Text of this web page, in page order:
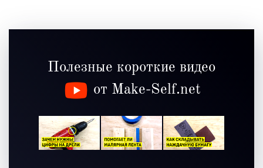
Полезные короткие видео
от Make-Self.net